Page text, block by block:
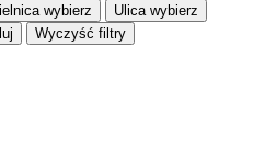
wybierz Ulica wybierz
Wyczyść filtry